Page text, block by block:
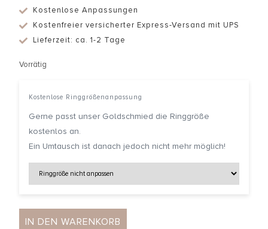
Kostenlose Anpassungen
Kostenfreier versicherter Express-Versand mit UPS
Lieferzeit: ca. 1-2 Tage
Vorrätig
Kostenlose Ringgrößenanpassung
Gerne passt unser Goldschmied die Ringgröße
kostenlos an.
Ein Umtausch ist danach jedoch nicht mehr möglich!
IN DEN WARENKORB